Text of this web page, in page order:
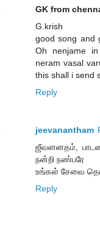
GK from
G.krish
good song and
Oh nenjame
neram vasal
this shall i send
Reply
jeevanantham
ஜீவனனதம்,
நன்றி நண்பரே
உங்கள் சேவை
Reply